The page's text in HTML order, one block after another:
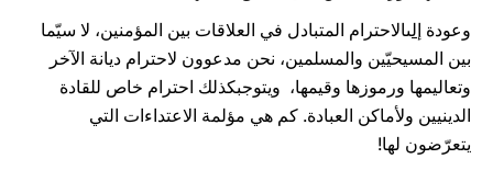
وعودة إلىالاحترام المتبادل في العلاقات بين المؤمنين، لا سيّما
بين المسيحيّين والمسلمين، نحن مدعوون لاحترام ديانة الآخر
وتعاليمها ورموزها وقيمها، ويتوجبكذلك احترام خاص للقادة
الدينيين ولأماكن العبادة. كم هي مؤلمة الاعتداءات التي
يتعرّضون لها!